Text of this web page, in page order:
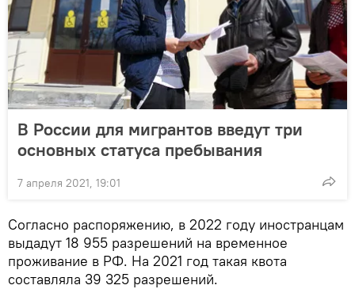
В России для мигрантов введут три
основных статуса пребывания
7 апреля 2021, 19:01
Согласно распоряжению, в 2022 году иностранцам
выдадут 18 955 разрешений на временное
проживание в РФ. На 2021 год такая квота
составляла 39 325 разрешений.